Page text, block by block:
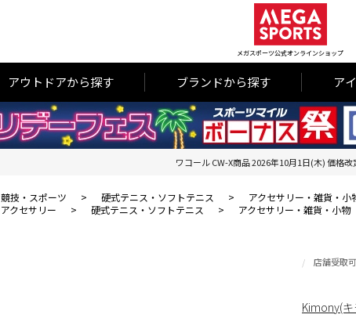
メガスポーツ公式オンラインショップ
アウトドアから探す ブランドから探す ア
ワコール CW-X商品 2026年10月1日(木) 価格
競技・スポーツ > 硬式テニス・ソフトテニス > アクセサリー・雑貨・小
アクセサリー > 硬式テニス・ソフトテニス > アクセサリー・雑貨・小物
店舗受取
Kimony(